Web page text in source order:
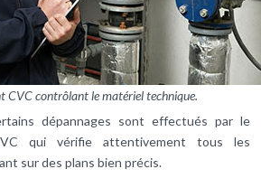
CVC contrôlant le matériel technique.
dépannages sont effectués par le
qui vérifie attentivement tous les
sur des plans bien précis.